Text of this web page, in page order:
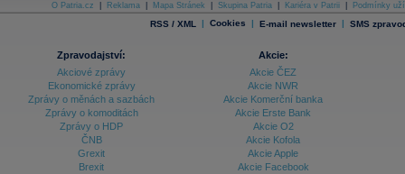
O Patria.cz Reklama Mapa Stránek Skupina Patria Kariéra v Patrii Podmínky
RSS / XML | Cookies | E-mail newsletter | SMS
Zpravodajství:
Akciové zprávy
Ekonomické zprávy
Zprávy o měnách a sazbách
Zprávy o komoditách
Zprávy o HDP
ČNB
Grexit
Brexit
Akcie:
Akcie ČEZ
Akcie NWR
Akcie Komerční banka
Akcie Erste Bank
Akcie O2
Akcie Kofola
Akcie Apple
Akcie Facebook